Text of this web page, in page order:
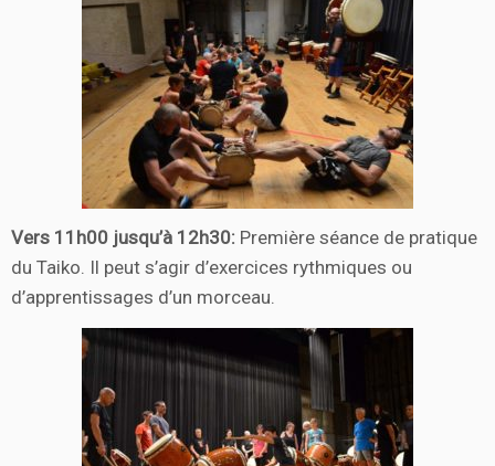
Vers 11h00 jusqu’à 12h30: Première séance de pratique
du Taiko. Il peut s’agir d’exercices rythmiques ou
d’apprentissages d’un morceau.